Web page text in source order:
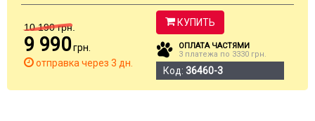
10 190 грн.
9 990грн.
отправка через 3 дн.
КУПИТЬ
ОПЛАТА ЧАСТЯМИ
3 платежа по 3330 грн.
Код: 36460-3